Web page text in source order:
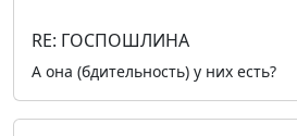
RE: ГОСПОШЛИНА
А она (бдительность) у них есть?